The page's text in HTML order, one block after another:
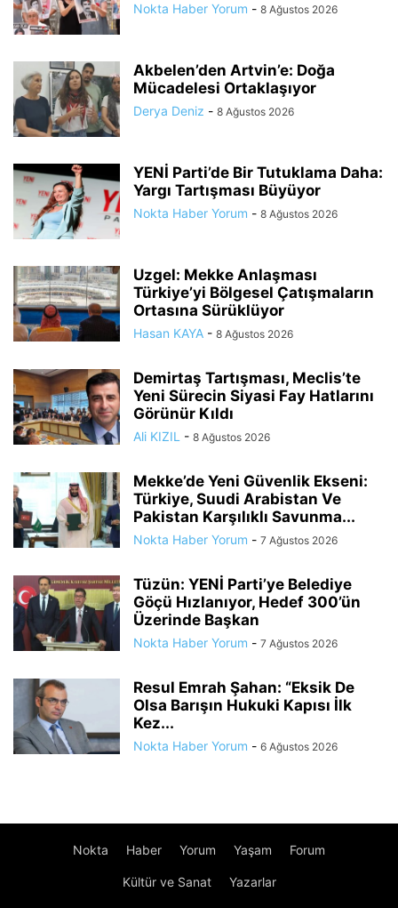
Nokta Haber Yorum - 8 Ağustos 2026
Akbelen’den Artvin’e: Doğa
Mücadelesi Ortaklaşıyor
Derya Deniz - 8 Ağustos 2026
YENİ Parti’de Bir Tutuklama Daha:
Yargı Tartışması Büyüyor
Nokta Haber Yorum - 8 Ağustos 2026
Uzgel: Mekke Anlaşması
Türkiye’yi Bölgesel Çatışmaların
Ortasına Sürüklüyor
Hasan KAYA - 8 Ağustos 2026
Demirtaş Tartışması, Meclis’te
Yeni Sürecin Siyasi Fay Hatlarını
Görünür Kıldı
Ali KIZIL - 8 Ağustos 2026
Mekke’de Yeni Güvenlik Ekseni:
Türkiye, Suudi Arabistan Ve
Pakistan Karşılıklı Savunma...
Nokta Haber Yorum - 7 Ağustos 2026
Tüzün: YENİ Parti’ye Belediye
Göçü Hızlanıyor, Hedef 300’ün
Üzerinde Başkan
Nokta Haber Yorum - 7 Ağustos 2026
Resul Emrah Şahan: “Eksik De
Olsa Barışın Hukuki Kapısı İlk
Kez...
Nokta Haber Yorum - 6 Ağustos 2026
Nokta Haber Yorum Yaşam Forum
Kültür ve Sanat Yazarlar